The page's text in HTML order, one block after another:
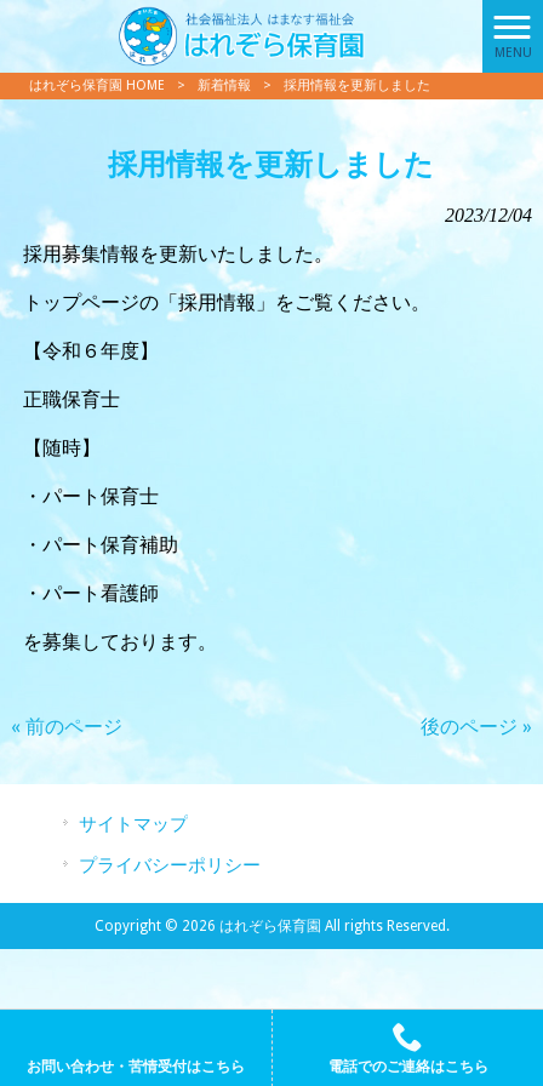
MENU
はれぞら保育園 HOME > 新着情報 > 採用情報を更新しました
採用情報を更新しました
2023/12/04
採用募集情報を更新いたしました。
トップページの「採用情報」をご覧ください。
【令和６年度】
正職保育士
【随時】
・パート保育士
・パート保育補助
・パート看護師
を募集しております。
« 前のページ 後のページ »
サイトマップ
プライバシーポリシー
Copyright © 2026 はれぞら保育園 All rights Reserved.
お問い合わせ・苦情受付はこちら 電話でのご連絡はこちら